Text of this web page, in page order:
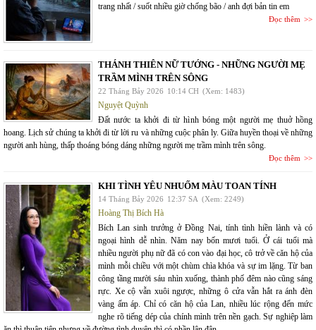
trang nhất / suốt nhiều giờ chống bão / anh đợi bản tin em
Đọc thêm
THÁNH THIÊN NỮ TƯỚNG - NHỮNG NGƯỜI MẸ
TRẦM MÌNH TRÊN SÔNG
22 Tháng Bảy 2026 10:14 CH (Xem: 1483)
Nguyệt Quỳnh
Đất nước ta khởi đi từ hình bóng một người mẹ thuở hồng
hoang. Lịch sử chúng ta khởi đi từ lời ru và những cuộc phân ly. Giữa huyền thoại về những
người anh hùng, thấp thoáng bóng dáng những người mẹ trầm mình trên sông.
Đọc thêm
KHI TÌNH YÊU NHUỐM MÀU TOAN TÍNH
14 Tháng Bảy 2026 12:37 SA (Xem: 2249)
Hoàng Thị Bích Hà
Bích Lan sinh trưởng ở Đồng Nai, tính tình hiền lành và có
ngoại hình dễ nhìn. Năm nay bốn mươi tuổi. Ở cái tuổi mà
nhiều người phụ nữ đã có con vào đại học, cô trở về căn hộ của
mình mỗi chiều với một chùm chìa khóa và sự im lặng. Từ ban
công tầng mười sáu nhìn xuống, thành phố đêm nào cũng sáng
rực. Xe cộ vẫn xuôi ngược, những ô cửa vẫn hắt ra ánh đèn
vàng ấm áp. Chỉ có căn hộ của Lan, nhiều lúc rộng đến mức
nghe rõ tiếng dép của chính mình trên nền gạch. Sự nghiệp làm